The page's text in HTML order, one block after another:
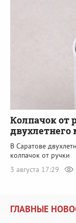
Колпачок от
В Саратове
колпачок от ручки
3 августа 17:29
ГЛАВНЫЕ